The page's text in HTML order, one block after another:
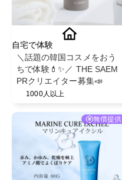
自宅で体験
＼話題の韓国コスメをおう
ちで体験💄✨／ THE SAEM
PRクリエイター募集📣
1000人以上
無償提供